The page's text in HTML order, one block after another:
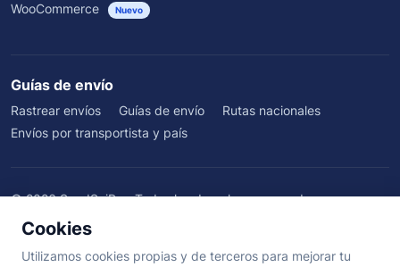
Cookies
Utilizamos cookies propias y de terceros para mejorar tu
WooCommerce
Nuevo
Guías de envío
Rastrear envíos Guías de envío
Rutas nacionales
Envíos por transportista y país
©2026SendSeiPro. Todos los derechos reservados.
Quiénes somos
Términos·Privacidad